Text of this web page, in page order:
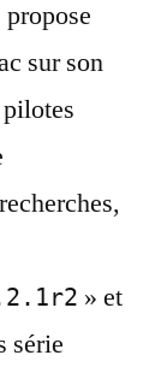
sur son
» et
série